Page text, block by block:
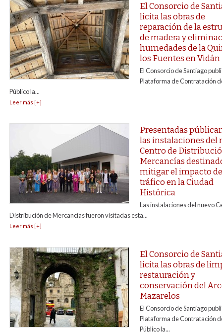
El Consorcio de
licita las obras de
reparación de la
de madera y
humedades de la
los Fuentes en Vidán
El Consorcio de Santiago
Plataforma de Contratación
Público la...
Leer más [+]
Presentadas
las instalaciones del
Centro de
Mercancías
mitigar el impacto
tráfico en la Ciudad
Histórica
Las instalaciones del nuevo
Distribución de Mercancías fueron visitadas esta...
Leer más [+]
El Consorcio de
licita las obras de
restauración y
conservación del
Mazarelos
El Consorcio de Santiago
Plataforma de Contratación
Público la...